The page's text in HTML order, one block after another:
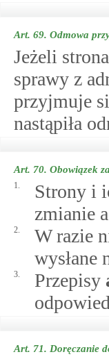
Art. 69. Odmowa
Jeżeli
sprawy z
przyjmuje
nastąpiła
Art. 70. Obowiązek
1.
Strony i
zmianie
2.
W razie
wysłane
3. Przepisy
Art. 71. Doręczanie